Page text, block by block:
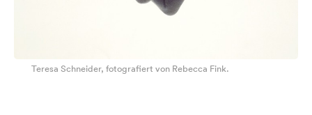
Teresa Schneider, fotografiert von Rebecca Fink.